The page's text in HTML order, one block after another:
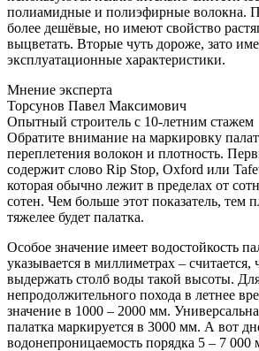
полиамидные и полиэфирные волокна.
более дешёвые, но имеют свойство
выцветать. Вторые чуть дороже, зато
эксплуатационные характеристики.
Мнение эксперта
Торсунов Павел Максимович
Опытный строитель с 10-летним стажем
Обратите внимание на маркировку
переплетения волокон и плотность.
содержит слово Rip Stop, Oxford или
которая обычно лежит в пределах от
сотен. Чем больше этот показатель, тем
тяжелее будет палатка.
Особое значение имеет водостойкость
указывается в миллиметрах – считается,
выдержать столб воды такой высоты.
непродолжительного похода в летнее
значение в 1000 – 2000 мм.
палатка маркируется в 3000 мм. А вот
водонепроницаемость порядка 5 – 7 000